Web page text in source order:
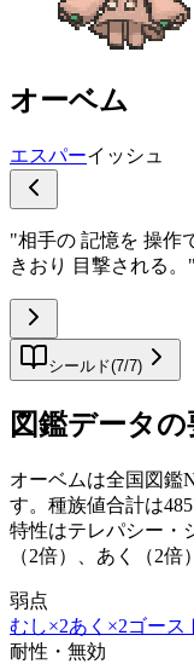
オーベム
エスパーイッシュ
"相手の 記憶を 操作
きおり 目撃される。 "
シールド(7/7)
図鑑データの
オーベムは全国図鑑
す。種族値合計は
特性はテレパシー・
（2倍）、あく（2倍
弱点
むし×2あく ×2ゴース
耐性・無効